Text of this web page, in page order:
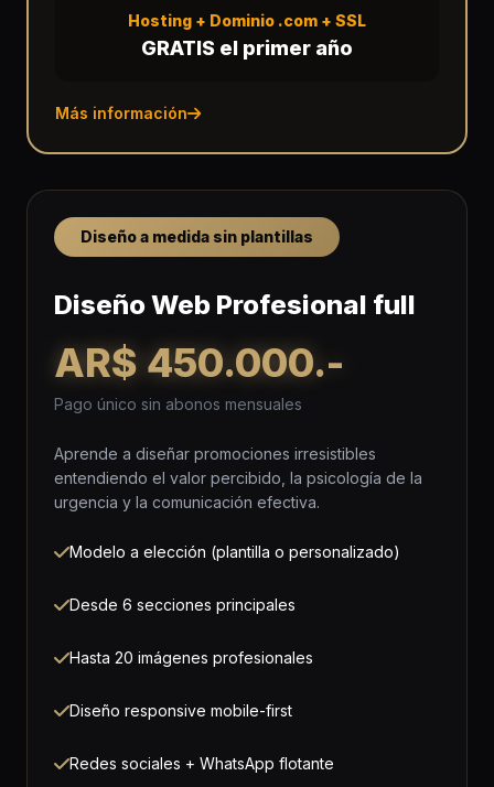
Hosting + Dominio .com + SSL
GRATIS el primer año
Más información
Diseño a medida sin plantillas
Diseño Web Profesional full
AR$ 450.000.-
Pago único sin abonos mensuales
Aprende a diseñar promociones irresistibles
entendiendo el valor percibido, la psicología de la
urgencia y la comunicación efectiva.
Modelo a elección (plantilla o personalizado)
Desde 6 secciones principales
Hasta 20 imágenes profesionales
Diseño responsive mobile-first
Redes sociales + WhatsApp flotante